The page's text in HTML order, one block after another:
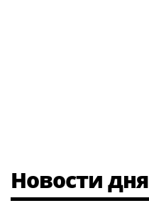
Новости дня